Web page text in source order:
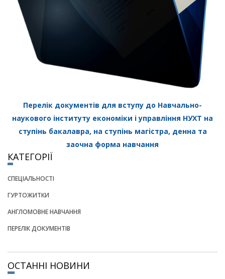
Перелік документів для вступу до Навчально-
наукового інституту економіки і управління НУХТ на
ступінь бакалавра, на ступінь магістра, денна та
заочна форма навчання
КАТЕГОРІЇ
СПЕЦІАЛЬНОСТІ
ГУРТОЖИТКИ
АНГЛОМОВНЕ НАВЧАННЯ
ПЕРЕЛІК ДОКУМЕНТІВ
ОСТАННІ НОВИНИ